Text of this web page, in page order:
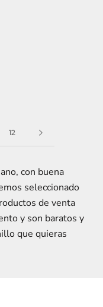
12
con buena
seleccionado
de venta
y son baratos y
que quieras